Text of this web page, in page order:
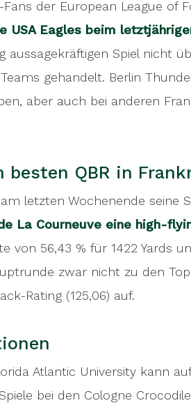
the Graz Giants and
nine games). Miller just
led a high-flying offense as a
for 1422 yards and 18
passing leaders in the
(125,06).
best of luck and Jordan a
der European League of
USA Eagles beim
aussagekräftigen Spiel nicht
gehandelt. Berlin
aber auch bei anderen
QBR in
letzten Wochenende seine
La Courneuve eine high-
von 56,43 % für 1422 Yards
zwar nicht zu den
Rating (125,06) auf.
Atlantic University kann
bei den Cologne